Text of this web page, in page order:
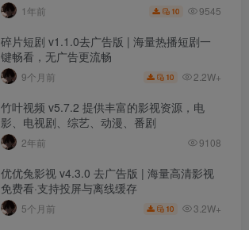
1年前 10 9545
碎片短剧 v1.1.0去广告版 | 海量热播短剧一
键畅看，无广告更流畅
9个月前 10 2.2W+
竹叶视频 v5.7.2 提供丰富的影视资源，电
影、电视剧、综艺、动漫、番剧
2年前 9108
优优兔影视 v4.3.0 去广告版 | 海量高清影视
免费看·支持投屏与离线缓存
5个月前 10 3.2W+